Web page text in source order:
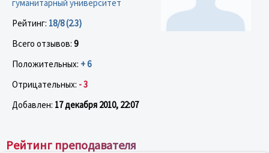
гуманитарный университет
Рейтинг: 18/8 (2.3)
Всего отзывов: 9
Положительных: + 6
Отрицательных: - 3
Добавлен: 17 декабря 2010, 22:07
Рейтинг преподавателя